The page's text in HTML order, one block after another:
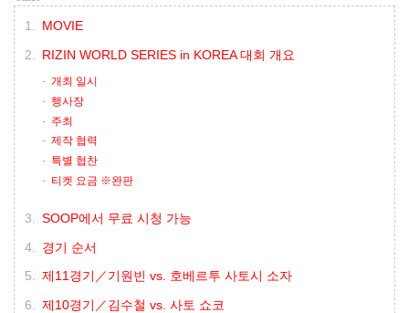
MOVIE
RIZIN WORLD SERIES in KOREA 대회 개요
개최 일시
행사장
주최
제작 협력
특별 협찬
티켓 요금 ※완판
SOOP에서 무료 시청 가능
경기 순서
제11경기／기원빈 vs. 호베르투 사토시 소자
제10경기／김수철 vs. 사토 쇼코